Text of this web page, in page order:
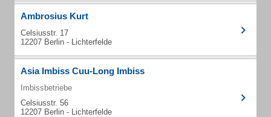
Ambrosius Kurt
Celsiusstr. 17
12207 Berlin - Lichterfelde
Asia Imbiss Cuu-Long Imbiss
Imbissbetriebe
Celsiusstr. 56
12207 Berlin - Lichterfelde